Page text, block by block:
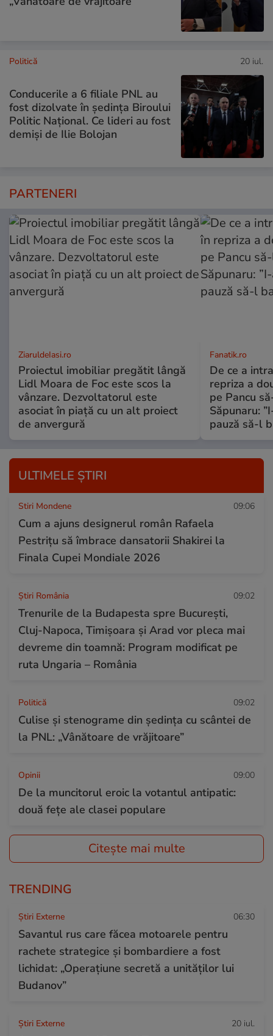
Politică 20 iul.
Conducerile a 6 filiale PNL au
fost dizolvate în ședința Biroului
Politic Național. Ce lideri au fost
demiși de Ilie Bolojan
PARTENERI
ZiaruldeIasi.ro
Proiectul imobiliar pregătit lângă
Lidl Moara de Foc este scos la
vânzare. Dezvoltatorul este
asociat în piață cu un alt proiect
de anvergură
Fanatik.ro
De ce a
repriza a
pe Pancu
Săpunaru:
pauză să-l
ULTIMELE ȘTIRI
Stiri Mondene 09:06
Cum a ajuns designerul român Rafaela
Pestrițu să îmbrace dansatorii Shakirei la
Finala Cupei Mondiale 2026
Știri România 09:02
Trenurile de la Budapesta spre București,
Cluj-Napoca, Timișoara și Arad vor pleca mai
devreme din toamnă: Program modificat pe
ruta Ungaria – România
Politică 09:02
Culise și stenograme din ședința cu scântei de
la PNL: „Vânătoare de vrăjitoare”
Opinii 09:00
De la muncitorul eroic la votantul antipatic:
două fețe ale clasei populare
Citește mai multe
TRENDING
Știri Externe 06:30
Savantul rus care făcea motoarele pentru
rachete strategice și bombardiere a fost
lichidat: „Operațiune secretă a unităților lui
Budanov”
Știri Externe 20 iul.